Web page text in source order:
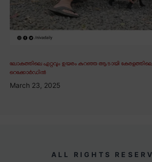
ലോകത്തിലെ ഏറ്റവും ഉയരം കുറഞ്ഞ ആടായി
റെക്കോർഡിൽ
March 23, 2025
ALL RIGHTS